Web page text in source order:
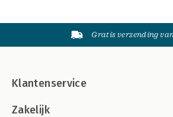
Gratis verzending
Klantenservice
Zakelijk